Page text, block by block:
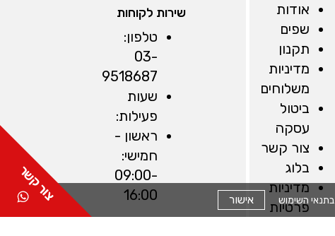
אישור
אודות
שפים
תקנון
מדיניות
משלוחים
ביטול
עסקה
צור קשר
בלוג
מדיניות
פרטיות
שירות לקוחות
טלפון:
03-
9518687
שעות
פעילות:
ראשון -
חמישי:
09:00-
16:00